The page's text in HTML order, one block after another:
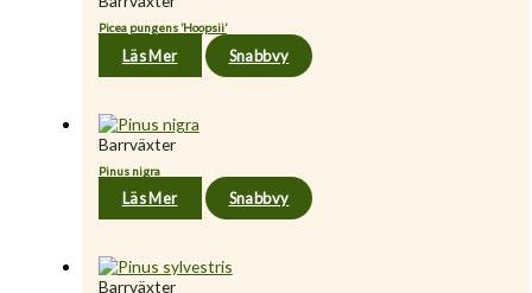
Picea pungens ’Hoopsii’
Läs Mer Snabbvy
Barrväxter
Pinus nigra
Läs Mer Snabbvy
Barrväxter